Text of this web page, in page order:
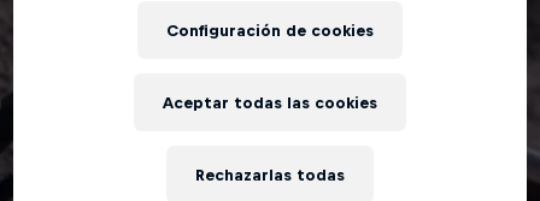
Configuración de cookies
Rechazarlas todas
Aceptar todas las cookies